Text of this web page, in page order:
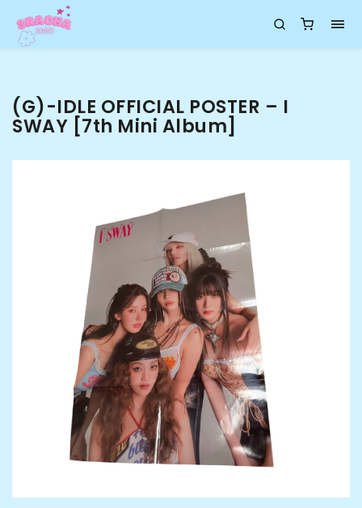
(G)-IDLE OFFICIAL POSTER – I
SWAY [7th Mini Album]